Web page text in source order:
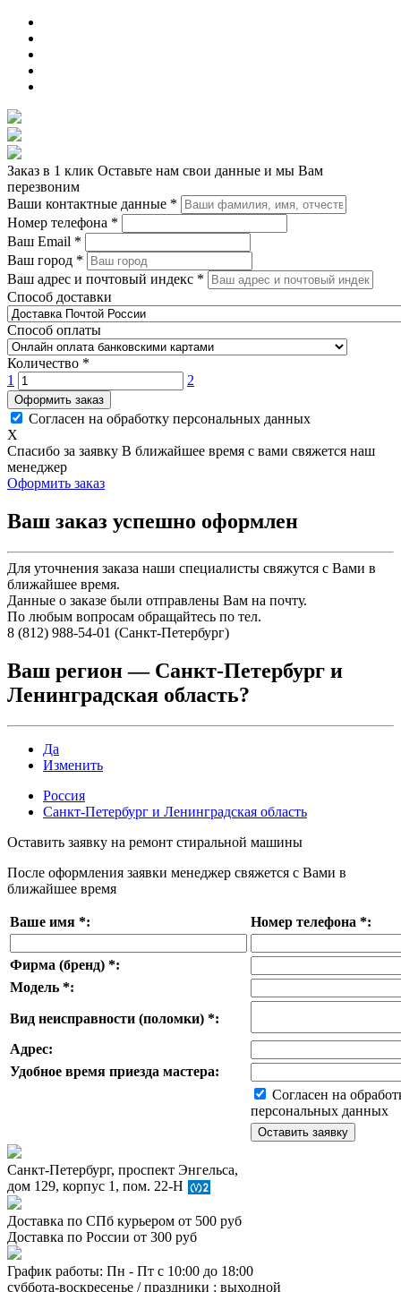
Заказ в 1 клик Оставьте нам свои данные и мы Вам
перезвоним
Ваши контактные данные *
Номер телефона *
Ваш Email *
Ваш город *
Ваш адрес и почтовый индекс *
Способ доставки
Способ оплаты
Количество *
1
2
Оформить заказ
Согласен на обработку персональных данных
X
Спасибо за заявку В ближайшее время с вами свяжется наш
менеджер
Оформить заказ
Ваш заказ успешно оформлен
Для уточнения заказа наши специалисты свяжутся с Вами в
ближайшее время.
Данные о заказе были отправлены Вам на почту.
По любым вопросам обращайтесь по тел.
8 (812) 988-54-01 (Санкт-Петербург)
Ваш регион — Санкт-Петербург и
Ленинградская область?
Да
Изменить
Россия
Санкт-Петербург и Ленинградская область
Оставить заявку на ремонт стиральной машины
После оформления заявки менеджер свяжется с Вами в
ближайшее время
Ваше имя *: Номер телефона *:
Фирма (бренд) *:
Модель *:
Вид неисправности (поломки) *:
Адрес:
Удобное время приезда мастера:
Согласен на
персональных данных
Санкт-Петербург, проспект Энгельса,
дом 129, корпус 1, пом. 22-Н
Доставка по СПб курьером от 500 руб
Доставка по России от 300 руб
График работы: Пн - Пт с 10:00 до 18:00
суббота-воскресенье / праздники : выходной